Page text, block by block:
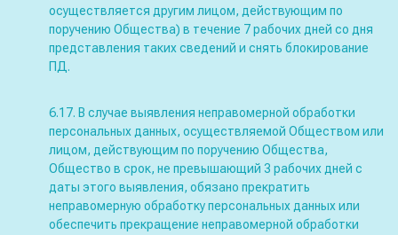
осуществляется другим лицом, действующим по
поручению Общества) в течение 7 рабочих дней со дня
представления таких сведений и снять блокирование
ПД.
6.17. В случае выявления неправомерной обработки
персональных данных, осуществляемой Обществом или
лицом, действующим по поручению Общества,
Общество в срок, не превышающий 3 рабочих дней с
даты этого выявления, обязано прекратить
неправомерную обработку персональных данных или
обеспечить прекращение неправомерной обработки